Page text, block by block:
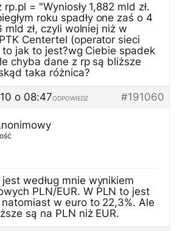
rp.pl = "Wyniosły 1,882 mld zł.
roku spadły one zaś o 4
mld zł, czyli wolniej niż w
Centertel (operator sieci
to jak to jest?wg Ciebie spadek
chyba dane z rp są bliższe
taka różnica?
o 08:47
#191060
ODPOWIEDZ
według mnie wynikiem
PLN/EUR. W PLN to jest
w euro to 22,3%. Ale
są na PLN niż EUR.